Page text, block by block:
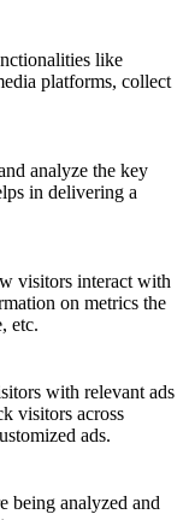
like
platforms, collect
analyze the key
in delivering a
visitors interact with
on metrics the
etc.
with relevant ads
visitors across
ads.
being analyzed and